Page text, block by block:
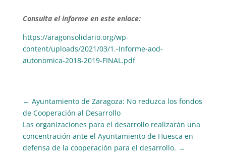
Consulta el informe en este enlace:
https://aragonsolidario.org/wp-
content/uploads/2021/03/1.-Informe-aod-
autonomica-2018-2019-FINAL.pdf
← Ayuntamiento de Zaragoza: No reduzca los fondos
de Cooperación al Desarrollo
Las organizaciones para el desarrollo realizarán una
concentración ante el Ayuntamiento de Huesca en
defensa de la cooperación para el desarrollo. →